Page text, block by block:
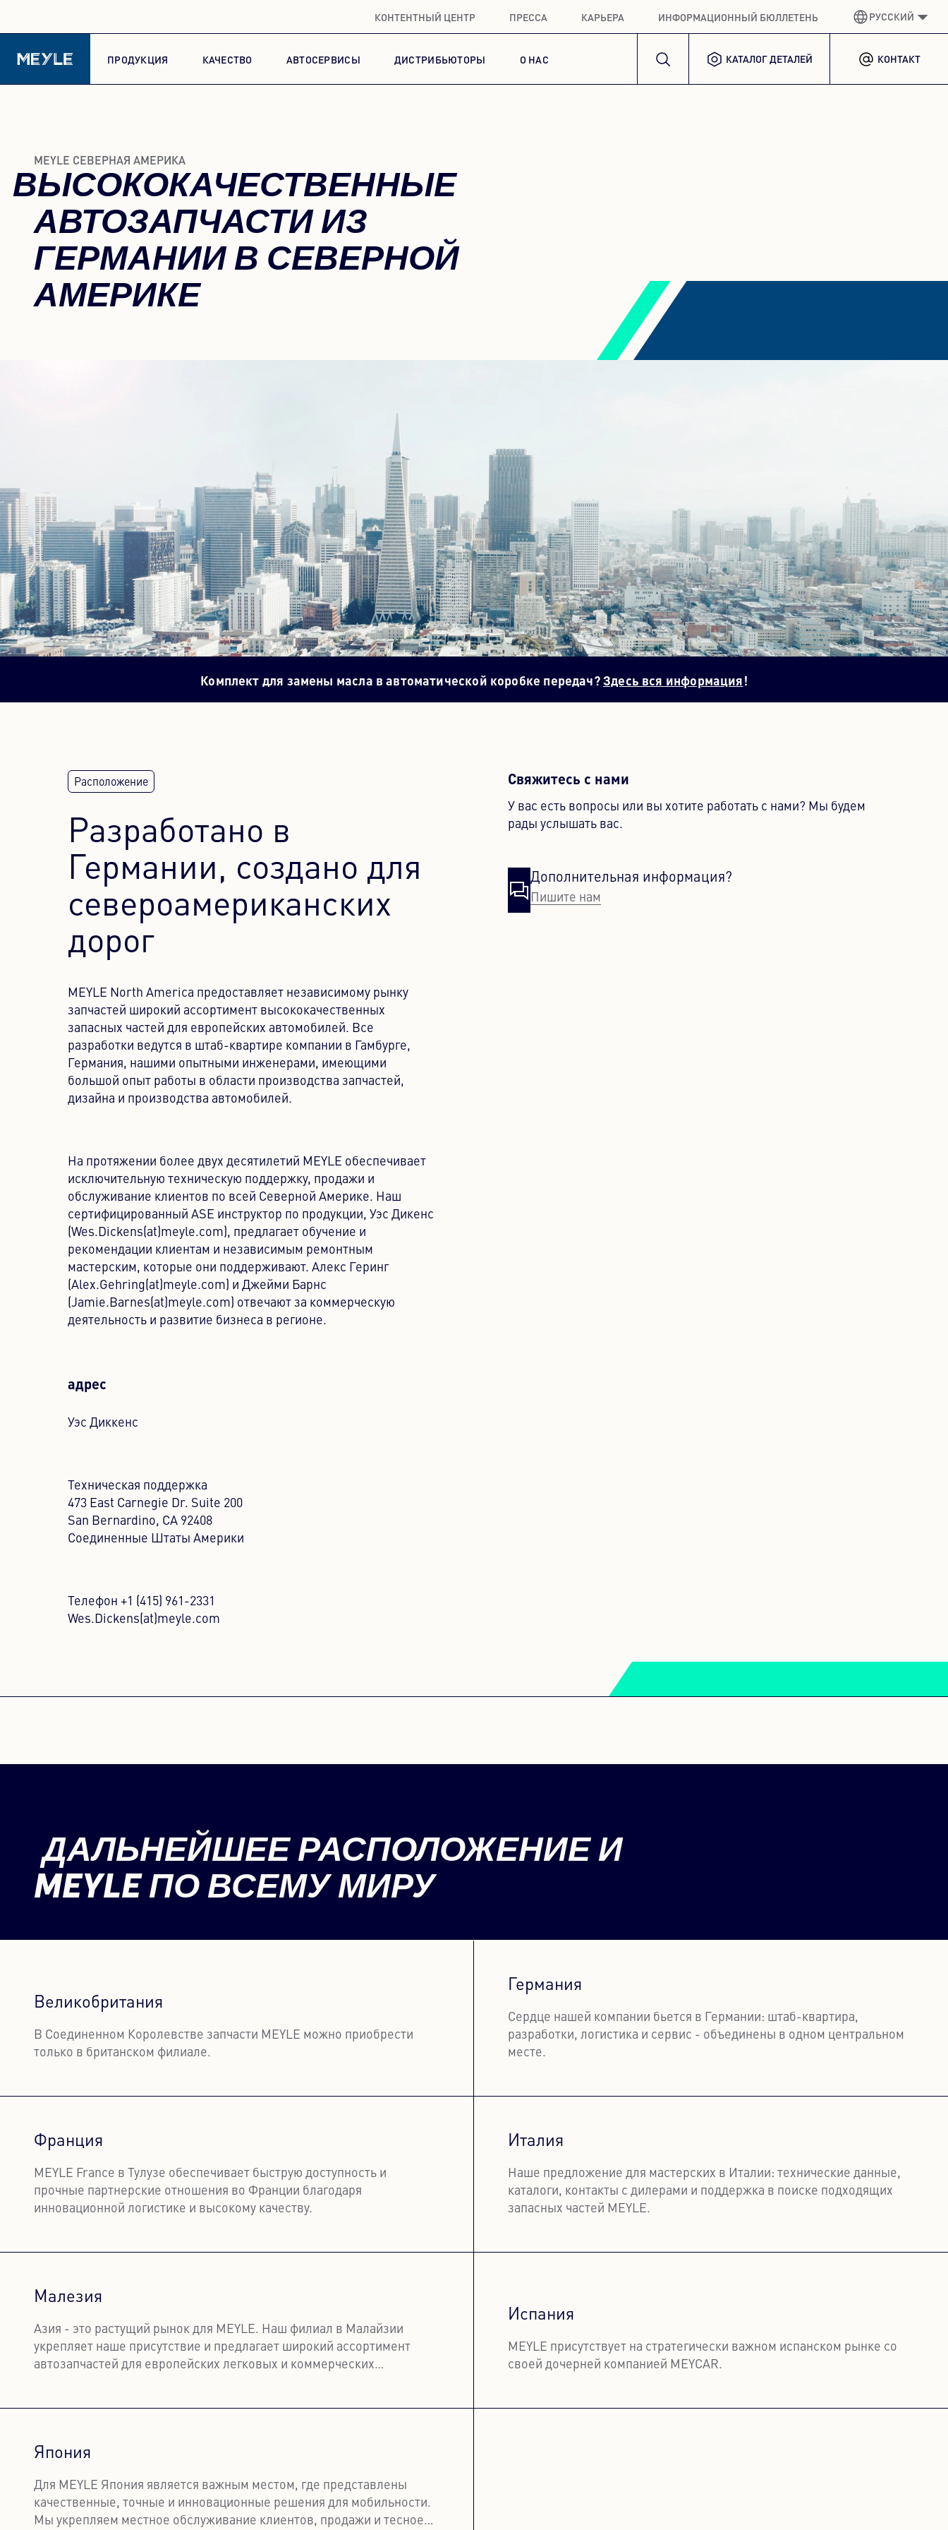
КОНТЕНТНЫЙ ЦЕНТР ПРЕССА КАРЬЕРА ИНФОРМАЦИОННЫЙ БЮЛЛЕТЕНЬ РУССКИЙ
НЕМЕЦКИЙGERMAN
ПРОДУКЦИЯ КАЧЕСТВО АВТОСЕРВИСЫ ДИСТРИБЬЮТОРЫ О НАС КАТАЛОГ ДЕТАЛЕЙ КОНТАКТ
MEYLE СЕВЕРНАЯ АМЕРИКА
ВЫСОКОКАЧЕСТВЕННЫЕ
АВТОЗАПЧАСТИ ИЗ
ГЕРМАНИИ В СЕВЕРНОЙ
АМЕРИКЕ
Комплект для замены масла в автоматической коробке передач?Здесь вся информация!
Разработано в
Германии, создано для
североамериканских
дорог
MEYLE North America предоставляет независимому рынку
запчастей широкий ассортимент высококачественных
запасных частей для европейских автомобилей. Все
разработки ведутся в штаб-квартире компании в Гамбурге,
Германия, нашими опытными инженерами, имеющими
большой опыт работы в области производства запчастей,
дизайна и производства автомобилей.
На протяжении более двух десятилетий MEYLE обеспечивает
исключительную техническую поддержку, продажи и
обслуживание клиентов по всей Северной Америке. Наш
сертифицированный ASE инструктор по продукции, Уэс Дикенс
(Wes.Dickens(at)meyle.com), предлагает обучение и
рекомендации клиентам и независимым ремонтным
мастерским, которые они поддерживают. Алекс Геринг
(Alex.Gehring(at)meyle.com) и Джейми Барнс
(Jamie.Barnes(at)meyle.com) отвечают за коммерческую
деятельность и развитие бизнеса в регионе.
адрес
Уэс Диккенс
Техническая поддержка
473 East Carnegie Dr. Suite 200
San Bernardino, CA 92408
Соединенные Штаты Америки
Телефон +1 (415) 961-2331
Wes.Dickens(at)meyle.com
Свяжитесь с нами
У вас есть вопросы или вы хотите работать с нами? Мы будем
рады услышать вас.
Дополнительная информация?
Пишите нам
ДАЛЬНЕЙШЕЕ РАСПОЛОЖЕНИЕ И
MEYLE ПО ВСЕМУ МИРУ
Великобритания
В Соединенном Королевстве запчасти MEYLE можно приобрести
только в британском филиале.
Германия
Сердце нашей компании бьется в Германии: штаб-квартира,
разработки, логистика и сервис - объединены в одном центральном
месте.
Франция
MEYLE France в Тулузе обеспечивает быструю доступность и
прочные партнерские отношения во Франции благодаря
инновационной логистике и высокому качеству.
Италия
Наше предложение для мастерских в Италии: технические данные,
каталоги, контакты с дилерами и поддержка в поиске подходящих
запасных частей MEYLE.
Малезия
Азия - это растущий рынок для MEYLE. Наш филиал в Малайзии
укрепляет наше присутствие и предлагает широкий ассортимент
автозапчастей для европейских легковых и коммерческих
Испания
MEYLE присутствует на стратегически важном испанском рынке со
своей дочерней компанией MEYCAR.
Япония
Для MEYLE Япония является важным местом, где представлены
качественные, точные и инновационные решения для мобильности.
Мы укрепляем местное обслуживание клиентов, продажи и тесное